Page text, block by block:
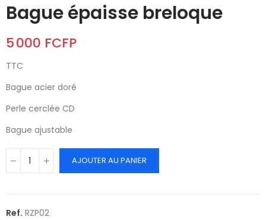
Bague épaisse breloque
5 000 FCFP
TTC
Bague acier doré
Perle cerclée CD
Bague ajustable
AJOUTER AU PANIER
Ref. RZP02